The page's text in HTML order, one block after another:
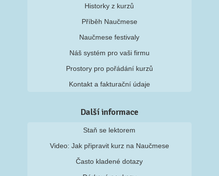
Historky z kurzů
Příběh Naučmese
Naučmese festivaly
Náš systém pro vaši firmu
Prostory pro pořádání kurzů
Kontakt a fakturační údaje
Další informace
Staň se lektorem
Video: Jak připravit kurz na Naučmese
Často kladené dotazy